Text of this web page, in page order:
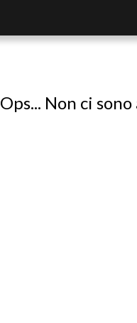
Ops... Non ci